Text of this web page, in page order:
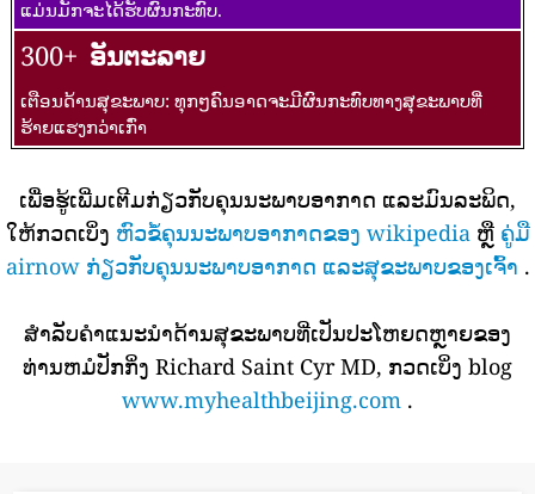
ແມ່ນມັກຈະໄດ້ຮັບຜົນກະທົບ.
300+ ອັນຕະລາຍ
ເຕືອນດ້ານສຸຂະພາບ: ທຸກໆຄົນອາດຈະມີຜົນກະທົບທາງສຸຂະພາບທີ່
ຮ້າຍແຮງກວ່າເກົ່າ
ເພື່ອຮູ້ເພີ່ມເຕີມກ່ຽວກັບຄຸນນະພາບອາກາດ ແລະມົນລະພິດ,
ໃຫ້ກວດເບິ່ງ ຫົວຂໍ້ຄຸນນະພາບອາກາດຂອງ wikipediaຫຼື ຄູ່ມື
airnow ກ່ຽວກັບຄຸນນະພາບອາກາດ ແລະສຸຂະພາບຂອງເຈົ້າ .
ສໍາລັບຄໍາແນະນໍາດ້ານສຸຂະພາບທີ່ເປັນປະໂຫຍດຫຼາຍຂອງ
ທ່ານຫມໍປັກກິ່ງ Richard Saint Cyr MD, ກວດເບິ່ງ blog
www.myhealthbeijing.com .